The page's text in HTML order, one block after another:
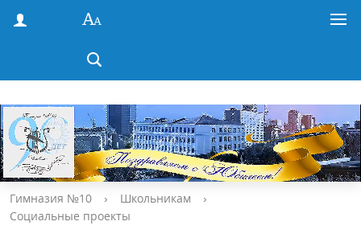
Гимназия №10 › Школьникам
›
Социальные проекты